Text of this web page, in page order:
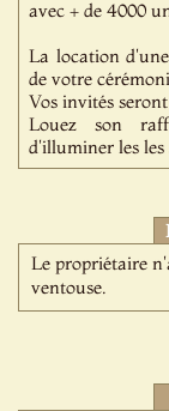
avec + de 4000
La location
de votre
Vos invités
Louez son
d'illuminer les
Le propriétaire
ventouse.